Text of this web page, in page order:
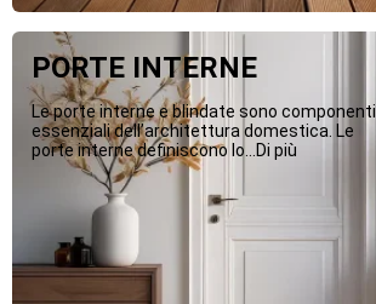
PORTE INTERNE
Le porte interne e blindate sono componenti
essenziali dell’architettura domestica. Le
porte interne definiscono lo...Di più